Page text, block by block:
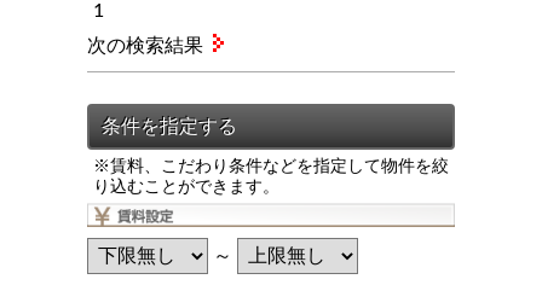
1
※賃料、こだわり条件などを指定して物件を絞
り込むことができます。
～